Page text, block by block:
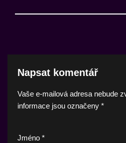
Napsat komentář
Vaše e-mailová adresa nebude
informace jsou označeny *
Jméno *